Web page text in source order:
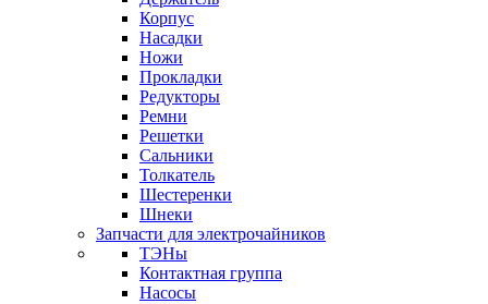
Корпус
Насадки
Ножи
Прокладки
Редукторы
Ремни
Решетки
Сальники
Толкатель
Шестеренки
Шнеки
Запчасти для электрочайников
ТЭНы
Контактная группа
Насосы